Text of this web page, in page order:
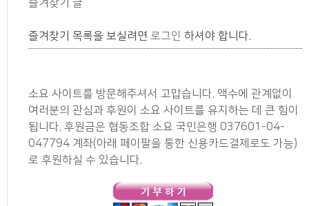
즐겨찾기 글
즐겨찾기 목록을 보실려면 로그인 하셔야 합니다.
소요 사이트를 방문해주셔서 고맙습니다. 액수에 관계없이
여러분의 관심과 후원이 소요 사이트를 유지하는 데 큰 힘이
됩니다. 후원금은 협동조합 소요 국민은행 037601-04-
047794 계좌(아래 페이팔을 통한 신용카드결제로도 가능)
로 후원하실 수 있습니다.